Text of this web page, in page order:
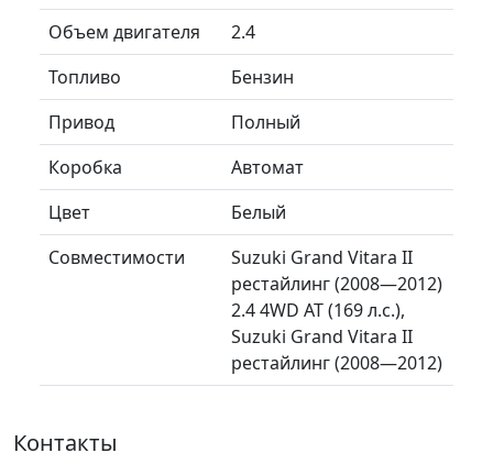
Объем двигателя
2.4
Топливо
Бензин
Привод
Полный
Коробка
Автомат
Цвет
Белый
Совместимости
Suzuki Grand Vitara II
рестайлинг (2008—2012)
2.4 4WD AT (169 л.с.),
Suzuki Grand Vitara II
рестайлинг (2008—2012)
Контакты